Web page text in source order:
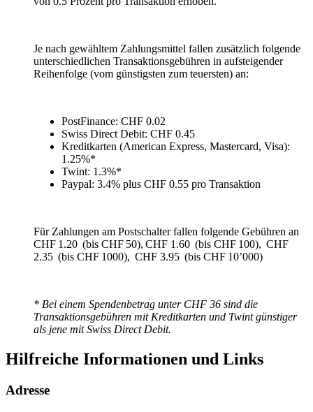
Je nach gewähltem Zahlungsmittel fallen zusätzlich folgende
unterschiedlichen Transaktionsgebühren in aufsteigender
Reihenfolge (vom günstigsten zum teuersten) an:
PostFinance: CHF 0.02
Swiss Direct Debit: CHF 0.45
Kreditkarten (American Express, Mastercard, Visa):
1.25%*
Twint: 1.3%*
Paypal: 3.4% plus CHF 0.55 pro Transaktion
Für Zahlungen am Postschalter fallen folgende Gebühren an
CHF 1.20 (bis CHF 50), CHF 1.60 (bis CHF 100), CHF
2.35 (bis CHF 1000), CHF 3.95 (bis CHF 10’000)
* Bei einem Spendenbetrag unter CHF 36 sind die
Transaktionsgebühren mit Kreditkarten und Twint günstiger
als jene mit Swiss Direct Debit.
Hilfreiche Informationen und Links
Adresse